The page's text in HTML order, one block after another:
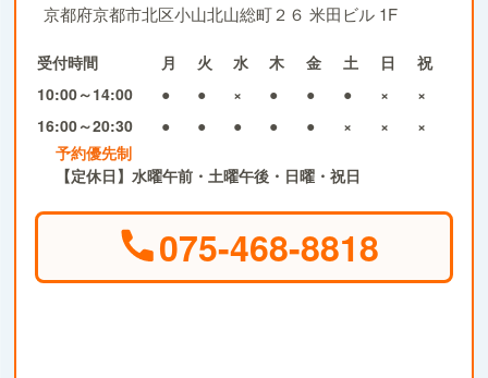
京都府京都市北区小山北山総町２６ 米田ビル 1F
受付時間 月 火 水 木 金 土 日
祝
10:00～14:00
● ● × ● ● ● ×
×
16:00～20:30
● ● ● ● ● × ×
×
予約優先制
【定休日】水曜午前・土曜午後・日曜・祝日
075-468-8818